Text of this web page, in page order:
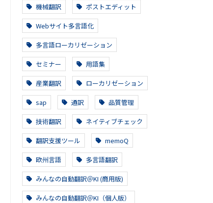
機械翻訳 ポストエディット
Webサイト多言語化
多言語ローカリゼーション
セミナー 用語集
産業翻訳 ローカリゼーション
sap 通訳 品質管理
技術翻訳 ネイティブチェック
翻訳支援ツール memoQ
欧州言語 多言語翻訳
みんなの自動翻訳＠KI (商用版)
みんなの自動翻訳＠KI（個人版）